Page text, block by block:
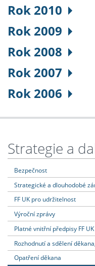
Rok 2010
Rok 2009
Rok 2008
Rok 2007
Rok 2006
Strategie a
Bezpečnost
Strategické a dlouhodobé
FF UK pro udržitelnost
Výroční zprávy
Platné vnitřní předpisy FF UK
Rozhodnutí a sdělení
Opatření děkana